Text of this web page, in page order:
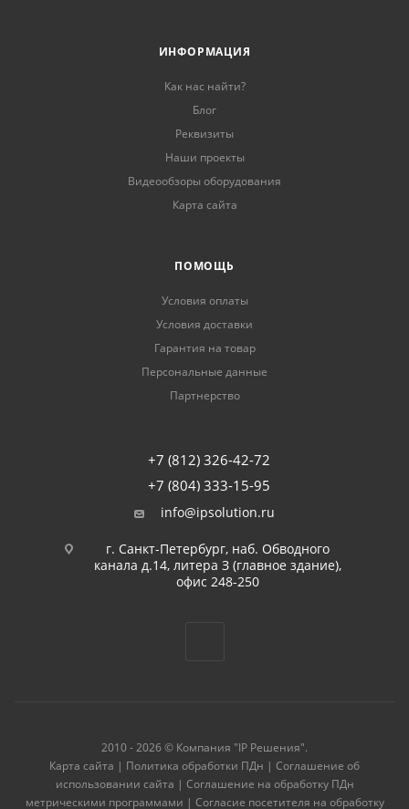
ИНФОРМАЦИЯ
Как нас найти?
Блог
Реквизиты
Наши проекты
Видеообзоры оборудования
Карта сайта
ПОМОЩЬ
Условия оплаты
Условия доставки
Гарантия на товар
Персональные данные
Партнерство
+7 (812) 326-42-72
+7 (804) 333-15-95
info@ipsolution.ru
г. Санкт-Петербург, наб. Обводного
канала д.14, литера З (главное здание),
офис 248-250
2010 - 2026 © Компания "IP Решения".
Карта сайта | Политика обработки ПДн | Соглашение об
использовании сайта | Соглашение на обработку ПДн
метрическими программами | Согласие посетителя на обработку